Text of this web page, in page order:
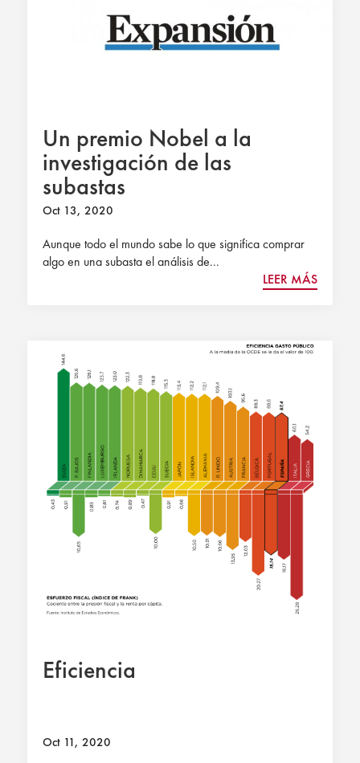
Un premio Nobel a la
investigación de las
subastas
Oct 13, 2020
Aunque todo el mundo sabe lo que significa comprar
algo en una subasta el análisis de...
LEER MÁS
Eficiencia
Oct 11, 2020